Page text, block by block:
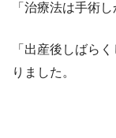
「治療法は手術
「出産後しばら
りました。